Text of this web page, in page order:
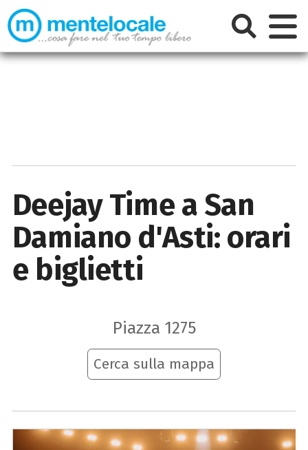
Deejay Time a San
Damiano d'Asti: orari
e biglietti
Piazza 1275
Cerca sulla mappa